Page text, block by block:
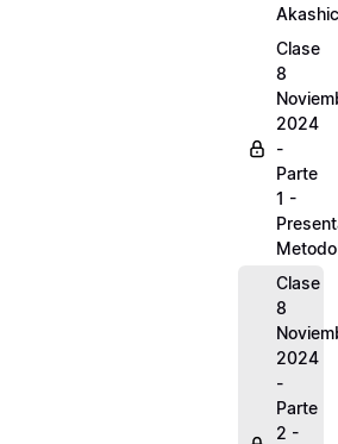
Clase
8
2024
-
Parte
1 -
Clase
8
2024
-
Parte
2 -